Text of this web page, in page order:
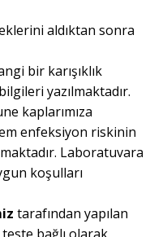
aldıktan sonra
bir karışıklık
yazılmaktadır.
kaplarımıza
enfeksiyon riskinin
Laboratuvara
koşulları
tarafından yapılan